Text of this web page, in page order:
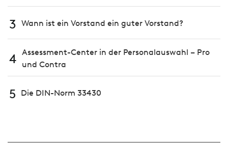
3 Wann ist ein Vorstand ein guter Vorstand?
4 Assessment-Center in der Personalauswahl – Pro
und Contra
5 Die DIN-Norm 33430